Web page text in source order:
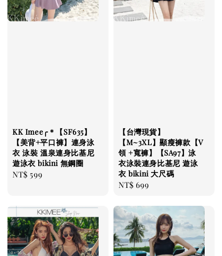
KK Imee╭＊【SF635】
【美背+平口褲】連身泳
衣 泳裝 溫泉連身比基尼
遊泳衣 bikini 無鋼圈
Regular
NT$ 599
【台灣現貨】
【M~3XL】顯瘦褲款【V
領 +寬褲】【SA97】泳
衣泳裝連身比基尼 遊泳
衣 bikini 大尺碼
Regular
NT$ 699